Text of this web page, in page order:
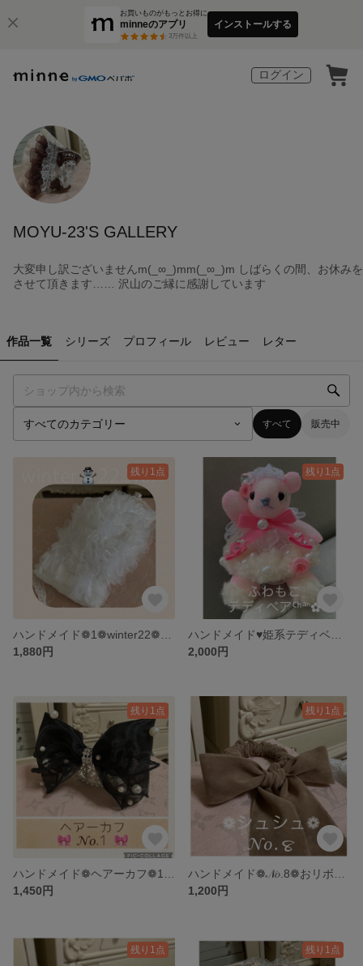
お買いものがもっとお得に
minneのアプリ
3万件以上
インストールする
ログイン
MOYU-23'S GALLERY
大変申し訳ございませんm(_∞_)mm(_∞_)m しばらくの間、お休みを
させて頂きます…… 沢山のご縁に感謝しています
作品一覧 シリーズ プロフィール レビュー レター
すべて 販売中
残り1点
1,880円
残り1点
2,000円
残り1点
1,450円
残り1点
1,200円
残り1点 残り1点